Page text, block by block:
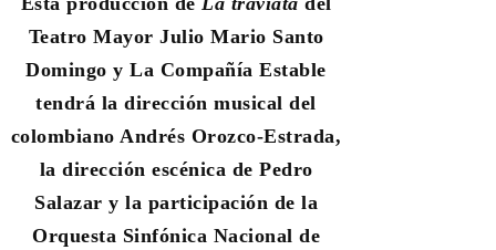
Teatro Mayor Julio Mario Santo
Domingo y La Compañía Estable
tendrá la dirección musical del
colombiano Andrés Orozco-Estrada,
la dirección escénica de Pedro
Salazar y la participación de la
Orquesta Sinfónica Nacional de